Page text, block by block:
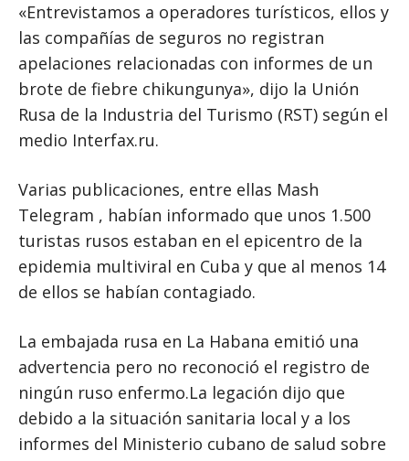
«Entrevistamos a operadores turísticos, ellos y
las compañías de seguros no registran
apelaciones relacionadas con informes de un
brote de fiebre chikungunya», dijo la Unión
Rusa de la Industria del Turismo (RST) según el
medio Interfax.ru.
Varias publicaciones, entre ellas Mash
Telegram , habían informado que unos 1.500
turistas rusos estaban en el epicentro de la
epidemia multiviral en Cuba y que al menos 14
de ellos se habían contagiado.
La embajada rusa en La Habana emitió una
advertencia pero no reconoció el registro de
ningún ruso enfermo.La legación dijo que
debido a la situación sanitaria local y a los
informes del Ministerio cubano de salud sobre